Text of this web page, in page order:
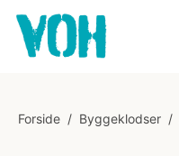
Forside / Byggeklodser /